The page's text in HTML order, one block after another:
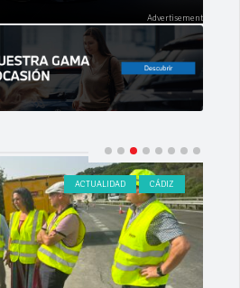
ACTUALIDAD CÁDIZ